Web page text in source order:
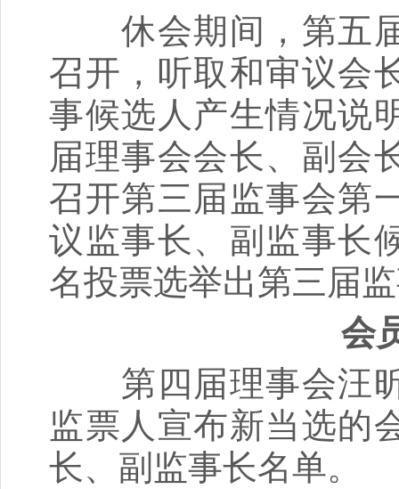
休会期间，第五届
召开，听取和审议会
事候选人产生情况说
届理事会会长、副会
召开第三届监事会第
议监事长、副监事长
名投票选举出第三届
会员
第四届理事会汪昕
监票人宣布新当选的
长、副监事长名单。